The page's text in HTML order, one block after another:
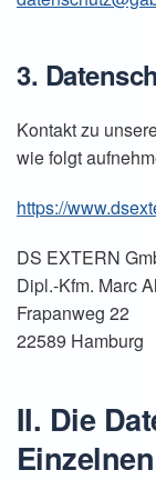
3.
Kontakt zu
wie folgt
https://
DS EXTERN
Dipl.-Kfm. Marc
Frapanweg 22
22589 Hamburg
II. Die
Einzelnen